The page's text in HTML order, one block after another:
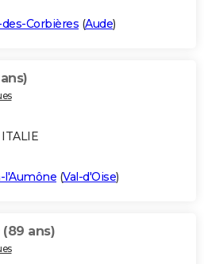
Corbières (Aude)
l'Aumône (Val-d'Oise)
(89 ans)